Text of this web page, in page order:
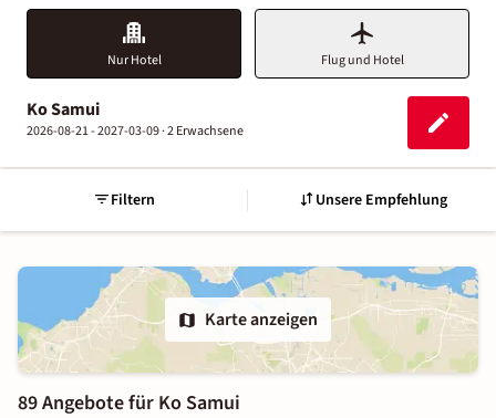
Nur Hotel Flug und Hotel
Ko Samui
2026-08-21 - 2027-03-09 ·2 Erwachsene
Filtern Unsere Empfehlung
Karte anzeigen
89 Angebote für Ko Samui